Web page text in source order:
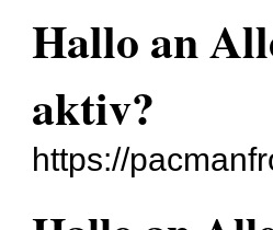
Hallo an
aktiv?
https://